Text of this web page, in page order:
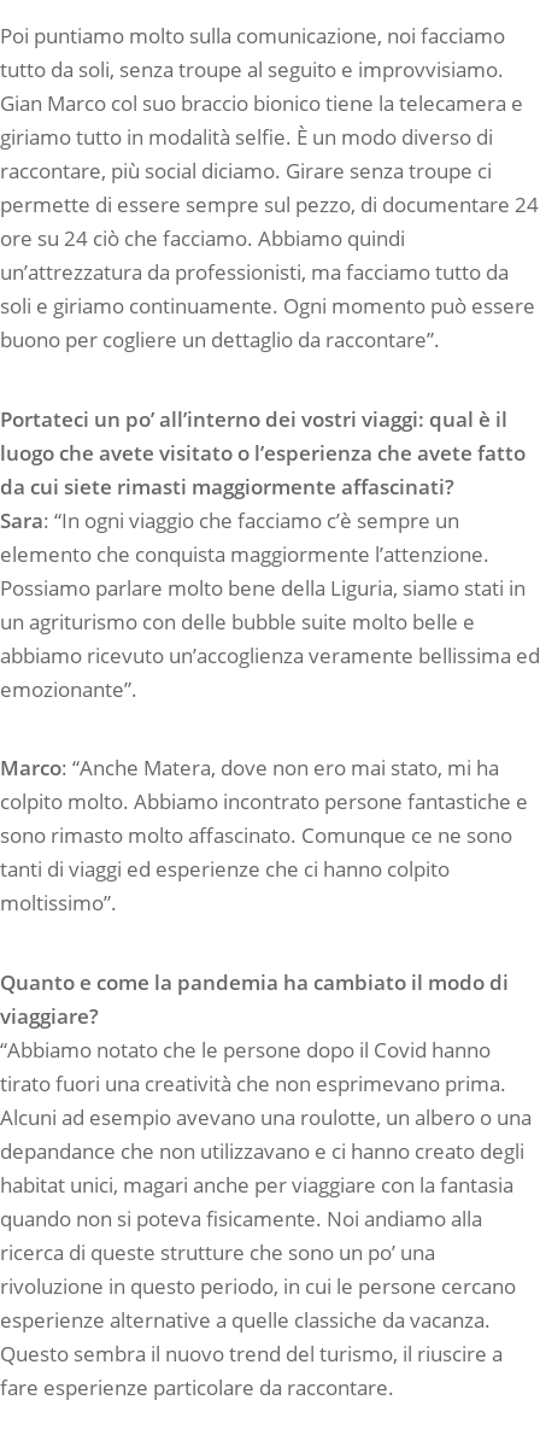
Poi puntiamo molto sulla comunicazione, noi facciamo
tutto da soli, senza troupe al seguito e improvvisiamo.
Gian Marco col suo braccio bionico tiene la telecamera e
giriamo tutto in modalità selfie. È un modo diverso di
raccontare, più social diciamo. Girare senza troupe ci
permette di essere sempre sul pezzo, di documentare 24
ore su 24 ciò che facciamo. Abbiamo quindi
un’attrezzatura da professionisti, ma facciamo tutto da
soli e giriamo continuamente. Ogni momento può essere
buono per cogliere un dettaglio da raccontare”.
Portateci un po’ all’interno dei vostri viaggi: qual è il
luogo che avete visitato o l’esperienza che avete fatto
da cui siete rimasti maggiormente affascinati?
Sara: “In ogni viaggio che facciamo c’è sempre un
elemento che conquista maggiormente l’attenzione.
Possiamo parlare molto bene della Liguria, siamo stati in
un agriturismo con delle bubble suite molto belle e
abbiamo ricevuto un’accoglienza veramente bellissima ed
emozionante”.
Marco: “Anche Matera, dove non ero mai stato, mi ha
colpito molto. Abbiamo incontrato persone fantastiche e
sono rimasto molto affascinato. Comunque ce ne sono
tanti di viaggi ed esperienze che ci hanno colpito
moltissimo”.
Quanto e come la pandemia ha cambiato il modo di
viaggiare?
“Abbiamo notato che le persone dopo il Covid hanno
tirato fuori una creatività che non esprimevano prima.
Alcuni ad esempio avevano una roulotte, un albero o una
depandance che non utilizzavano e ci hanno creato degli
habitat unici, magari anche per viaggiare con la fantasia
quando non si poteva fisicamente. Noi andiamo alla
ricerca di queste strutture che sono un po’ una
rivoluzione in questo periodo, in cui le persone cercano
esperienze alternative a quelle classiche da vacanza.
Questo sembra il nuovo trend del turismo, il riuscire a
fare esperienze particolare da raccontare.